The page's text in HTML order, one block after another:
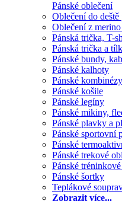
Pánské oblečení
Oblečení do deště
Oblečení z
Pánská trička, T-
Pánská trička a
Pánské bundy,
Pánské kalhoty
Pánské kombinézy
Pánské košile
Pánské legíny
Pánské mikiny,
Pánské plavky a
Pánské sportovní
Pánské
Pánské trekové
Pánské
Pánské šortky
Teplákové
Zobrazit více...